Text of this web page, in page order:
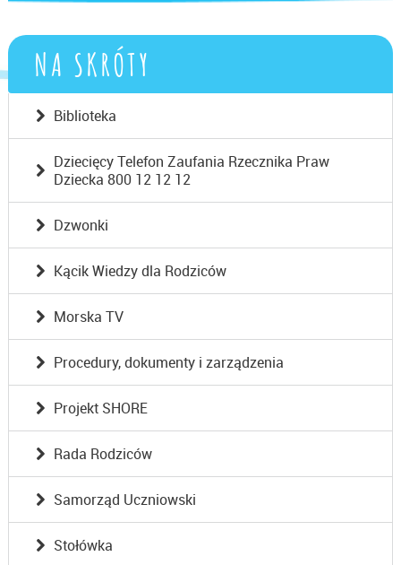
NA SKRÓTY
Biblioteka
Dziecięcy Telefon Zaufania Rzecznika Praw
Dziecka 800 12 12 12
Dzwonki
Kącik Wiedzy dla Rodziców
Morska TV
Procedury, dokumenty i zarządzenia
Projekt SHORE
Rada Rodziców
Samorząd Uczniowski
Stołówka